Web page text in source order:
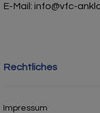
E-Mail: info@vfc-
Rechtliches
Impressum